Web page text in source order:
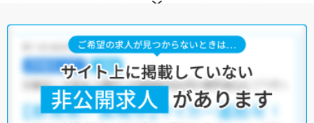
にお申し込みいただくと、全求人からご希望条件に合
久喜市の作業療法士求人では以下のような条件が人気です。
積極採用中・新卒OK・ 残業少なめ 正社員(正職員)
・クリニック・介護福祉施設・訪問リハビリ(在宅医療)
リハビリ
・ 保育園
他の条件でも人気の求人がございますので、「こだわり条件」から検索